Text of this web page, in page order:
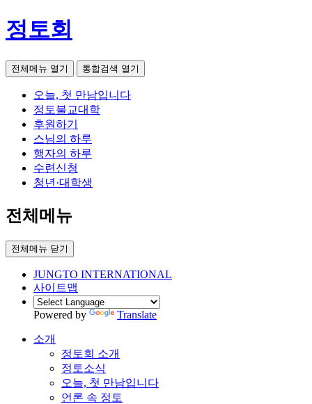
정토회
전체메뉴 열기 통합검색 열기
오늘, 첫 만남입니다
정토불교대학
후원하기
스님의 하루
행자의 하루
수련신청
청년·대학생
전체메뉴
전체메뉴 닫기
JUNGTO INTERNATIONAL
사이트맵
Powered by Translate
소개
정토회 소개
정토소식
오늘, 첫 만남입니다
언론 속 정토